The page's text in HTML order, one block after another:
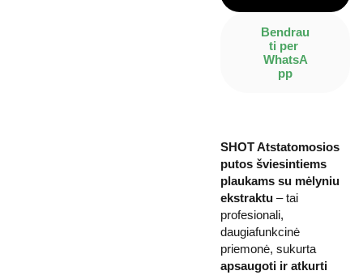
Bendrau
ti per
WhatsA
pp
SHOT Atstatomosios
putos šviesintiems
plaukams su mėlyniu
ekstraktu – tai
profesionali,
daugiafunkcinė
priemonė, sukurta
apsaugoti ir atkurti